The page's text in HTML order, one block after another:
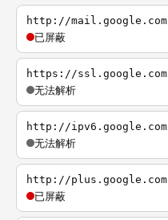
http://mail.google.com
已屏蔽
https://ssl.google.com
无法解析
http://ipv6.google.com
无法解析
http://plus.google.com
已屏蔽